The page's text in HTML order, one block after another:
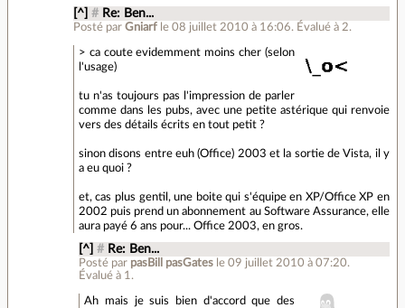
[^] # Re: Ben...
Posté par Gniarf le 08 juillet 2010 à 16:06.Évalué à 2.
> ca coute evidemment moins cher (selon
l'usage)
tu n'as toujours pas l'impression de parler
comme dans les pubs, avec une petite astérique qui renvoie
vers des détails écrits en tout petit ?
sinon disons entre euh (Office) 2003 et la sortie de Vista, il y
a eu quoi ?
et, cas plus gentil, une boite qui s'équipe en XP/Office XP en
2002 puis prend un abonnement au Software Assurance, elle
aura payé 6 ans pour... Office 2003, en gros.
[^] # Re: Ben...
Posté par pasBill pasGates le 09 juillet 2010 à 07:20.
Évalué à 1 .
Ah mais je suis bien d'accord que des